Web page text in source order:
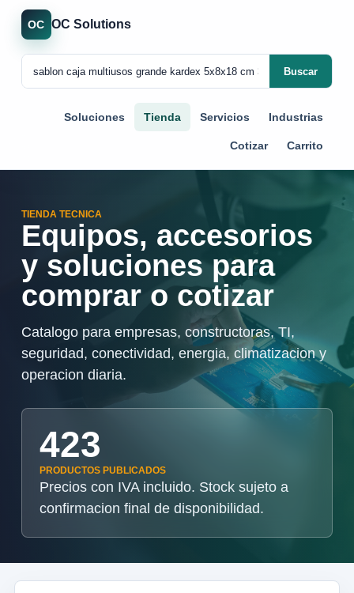
OC OC Solutions
Buscar
Soluciones Tienda Servicios Industrias
Cotizar Carrito
TIENDA TECNICA
Equipos, accesorios
y soluciones para
comprar o cotizar
Catalogo para empresas, constructoras, TI,
seguridad, conectividad, energia, climatizacion y
operacion diaria.
423
PRODUCTOS PUBLICADOS
Precios con IVA incluido. Stock sujeto a
confirmacion final de disponibilidad.